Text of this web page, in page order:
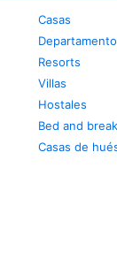
Casas
Resorts
Villas
Hostales
Bed and
Casas de